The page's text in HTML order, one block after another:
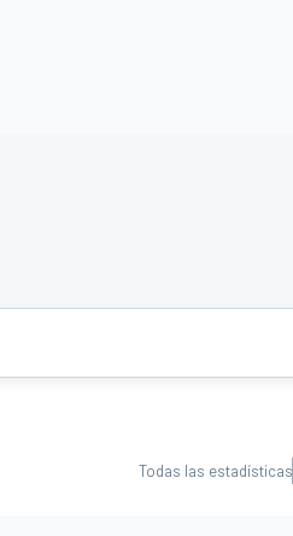
Todas las estadísticas